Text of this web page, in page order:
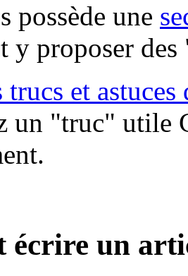
possède une
y proposer
trucs et
un "truc" utile
écrire un